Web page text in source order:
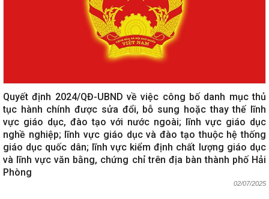
Quyết định 2024/QĐ-UBND về việc công bố danh mục thủ
tục hành chính được sửa đổi, bỗ sung hoặc thay thế lĩnh
vực giáo dục, đào tạo với nước ngoài; lĩnh vực giáo dục
nghề nghiệp; lĩnh vực giáo dục và đào tạo thuộc hệ thống
giáo dục quốc dân; lĩnh vực kiểm định chất lượng giáo dục
và lĩnh vực văn bằng, chứng chỉ trên địa bàn thành phố Hải
Phòng
02/07/2025